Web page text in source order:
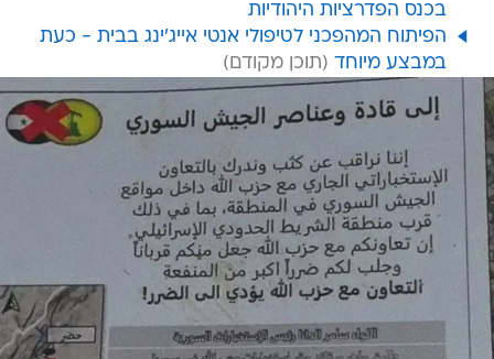
בכנס הפדרציות היהודיות
הפיתוח המהפכני לטיפולי אנטי אייג'ינג בבית - כעת
במבצע מיוחד